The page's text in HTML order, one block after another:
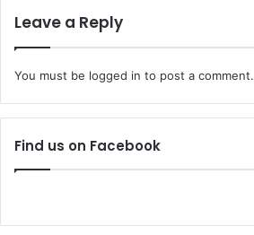
Leave a Reply
You must be logged in to post a comment.
Find us on Facebook